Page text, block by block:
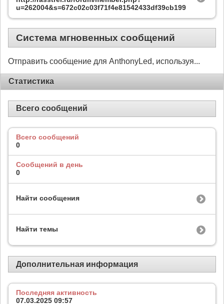
u=262004&s=672c02c03f71f4e81542433df39cb199
Система мгновенных сообщений
Отправить сообщение для AnthonyLed, используя...
Статистика
Всего сообщений
Всего сообщений
0
Сообщений в день
0
Найти сообщения
Найти темы
Дополнительная информация
Последняя активность
07.03.2025 09:57